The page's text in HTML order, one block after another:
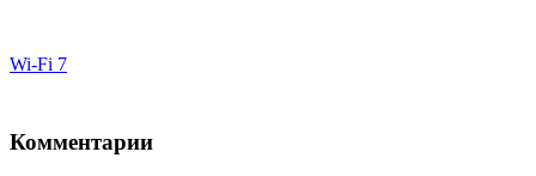
Wi-Fi 7
Комментарии